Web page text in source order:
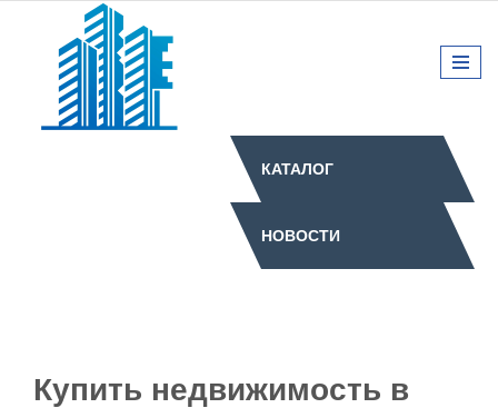
КАТАЛОГ
НОВОСТИ
Купить недвижимость в